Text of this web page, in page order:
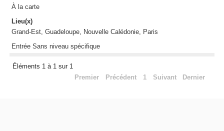
À la carte
Lieu(x)
Grand-Est, Guadeloupe, Nouvelle Calédonie, Paris
Entrée Sans niveau spécifique
Éléments 1 à 1 sur 1
Premier
Précédent 1 Suivant Dernier